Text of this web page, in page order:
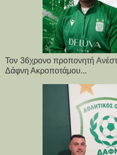
Τον 36χρονο προπονητή
Δάφνη Ακροποτάμου...